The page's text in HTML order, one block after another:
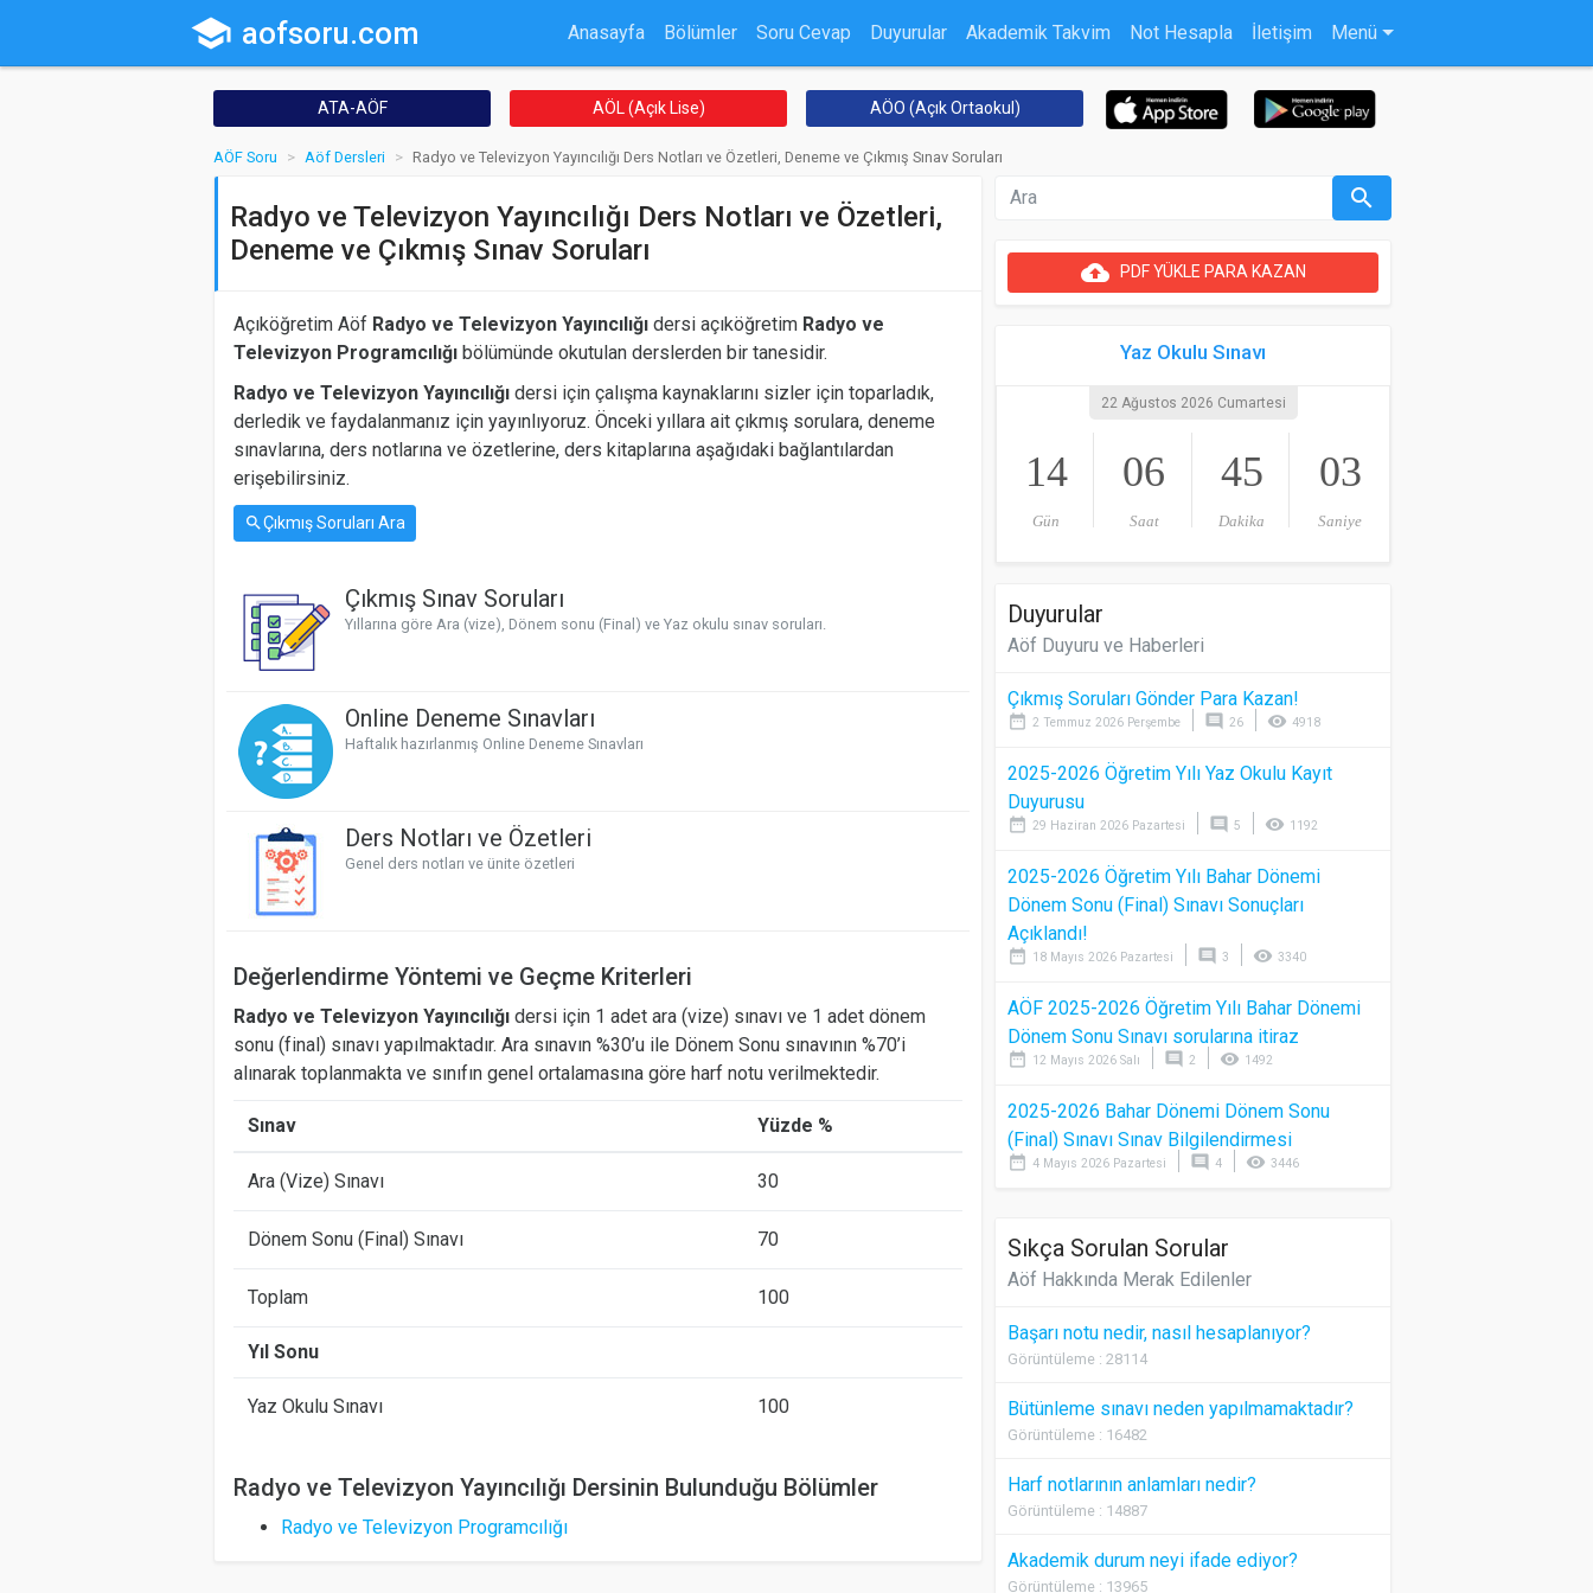
school aofsoru.com Anasayfa Bölümler Soru Cevap Duyurular Akademik Takvim Not Hesapla İletişim Menü
ATA-AÖF AÖL (Açık Lise) AÖO (Açık Ortaokul)
AÖF Soru Aöf Dersleri Radyo ve Televizyon Yayıncılığı Ders Notları ve Özetleri, Deneme ve Çıkmış Sınav Soruları
Radyo ve Televizyon Yayıncılığı Ders Notları ve Özetleri,
Deneme ve Çıkmış Sınav Soruları
Açıköğretim Aöf Radyo ve Televizyon Yayıncılığı dersi açıköğretim Radyo ve
Televizyon Programcılığı bölümünde okutulan derslerden bir tanesidir.
Radyo ve Televizyon Yayıncılığı dersi için çalışma kaynaklarını sizler için toparladık,
derledik ve faydalanmanız için yayınlıyoruz. Önceki yıllara ait çıkmış sorulara, deneme
sınavlarına, ders notlarına ve özetlerine, ders kitaplarına aşağıdaki bağlantılardan
erişebilirsiniz.
searchÇıkmış Soruları Ara
Çıkmış Sınav Soruları
Yıllarına göre Ara (vize), Dönem sonu (Final) ve Yaz okulu sınav soruları.
Online Deneme Sınavları
Haftalık hazırlanmış Online Deneme Sınavları
Ders Notları ve Özetleri
Genel ders notları ve ünite özetleri
Değerlendirme Yöntemi ve Geçme Kriterleri
Radyo ve Televizyon Yayıncılığı dersi için 1 adet ara (vize) sınavı ve 1 adet dönem
sonu (final) sınavı yapılmaktadır. Ara sınavın %30’u ile Dönem Sonu sınavının %70’i
alınarak toplanmakta ve sınıfın genel ortalamasına göre harf notu verilmektedir.
Sınav Yüzde %
Ara (Vize) Sınavı 30
Dönem Sonu (Final) Sınavı 70
Toplam 100
Yıl Sonu
Yaz Okulu Sınavı 100
Radyo ve Televizyon Yayıncılığı Dersinin Bulunduğu Bölümler
Radyo ve Televizyon Programcılığı
search
cloud_uploadPDF YÜKLE PARA KAZAN
Yaz Okulu Sınavı
22 Ağustos 2026 Cumartesi
14
Gün
06
Saat
45
Dakika
03
Saniye
Duyurular
Aöf Duyuru ve Haberleri
Çıkmış Soruları Gönder Para Kazan!
date_range 2 Temmuz 2026 Perşembe comment 26 visibility 4918
2025-2026 Öğretim Yılı Yaz Okulu Kayıt
Duyurusu
date_range 29 Haziran 2026 Pazartesi comment 5 visibility 1192
2025-2026 Öğretim Yılı Bahar Dönemi
Dönem Sonu (Final) Sınavı Sonuçları
Açıklandı!
date_range 18 Mayıs 2026 Pazartesi comment 3 visibility 3340
AÖF 2025-2026 Öğretim Yılı Bahar Dönemi
Dönem Sonu Sınavı sorularına itiraz
date_range 12 Mayıs 2026 Salı comment 2 visibility 1492
2025-2026 Bahar Dönemi Dönem Sonu
(Final) Sınavı Sınav Bilgilendirmesi
date_range 4 Mayıs 2026 Pazartesi comment 4 visibility 3446
Sıkça Sorulan Sorular
Aöf Hakkında Merak Edilenler
Başarı notu nedir, nasıl hesaplanıyor?
Görüntüleme : 28114
Bütünleme sınavı neden yapılmamaktadır?
Görüntüleme : 16482
Harf notlarının anlamları nedir?
Görüntüleme : 14887
Akademik durum neyi ifade ediyor?
Görüntüleme : 13965